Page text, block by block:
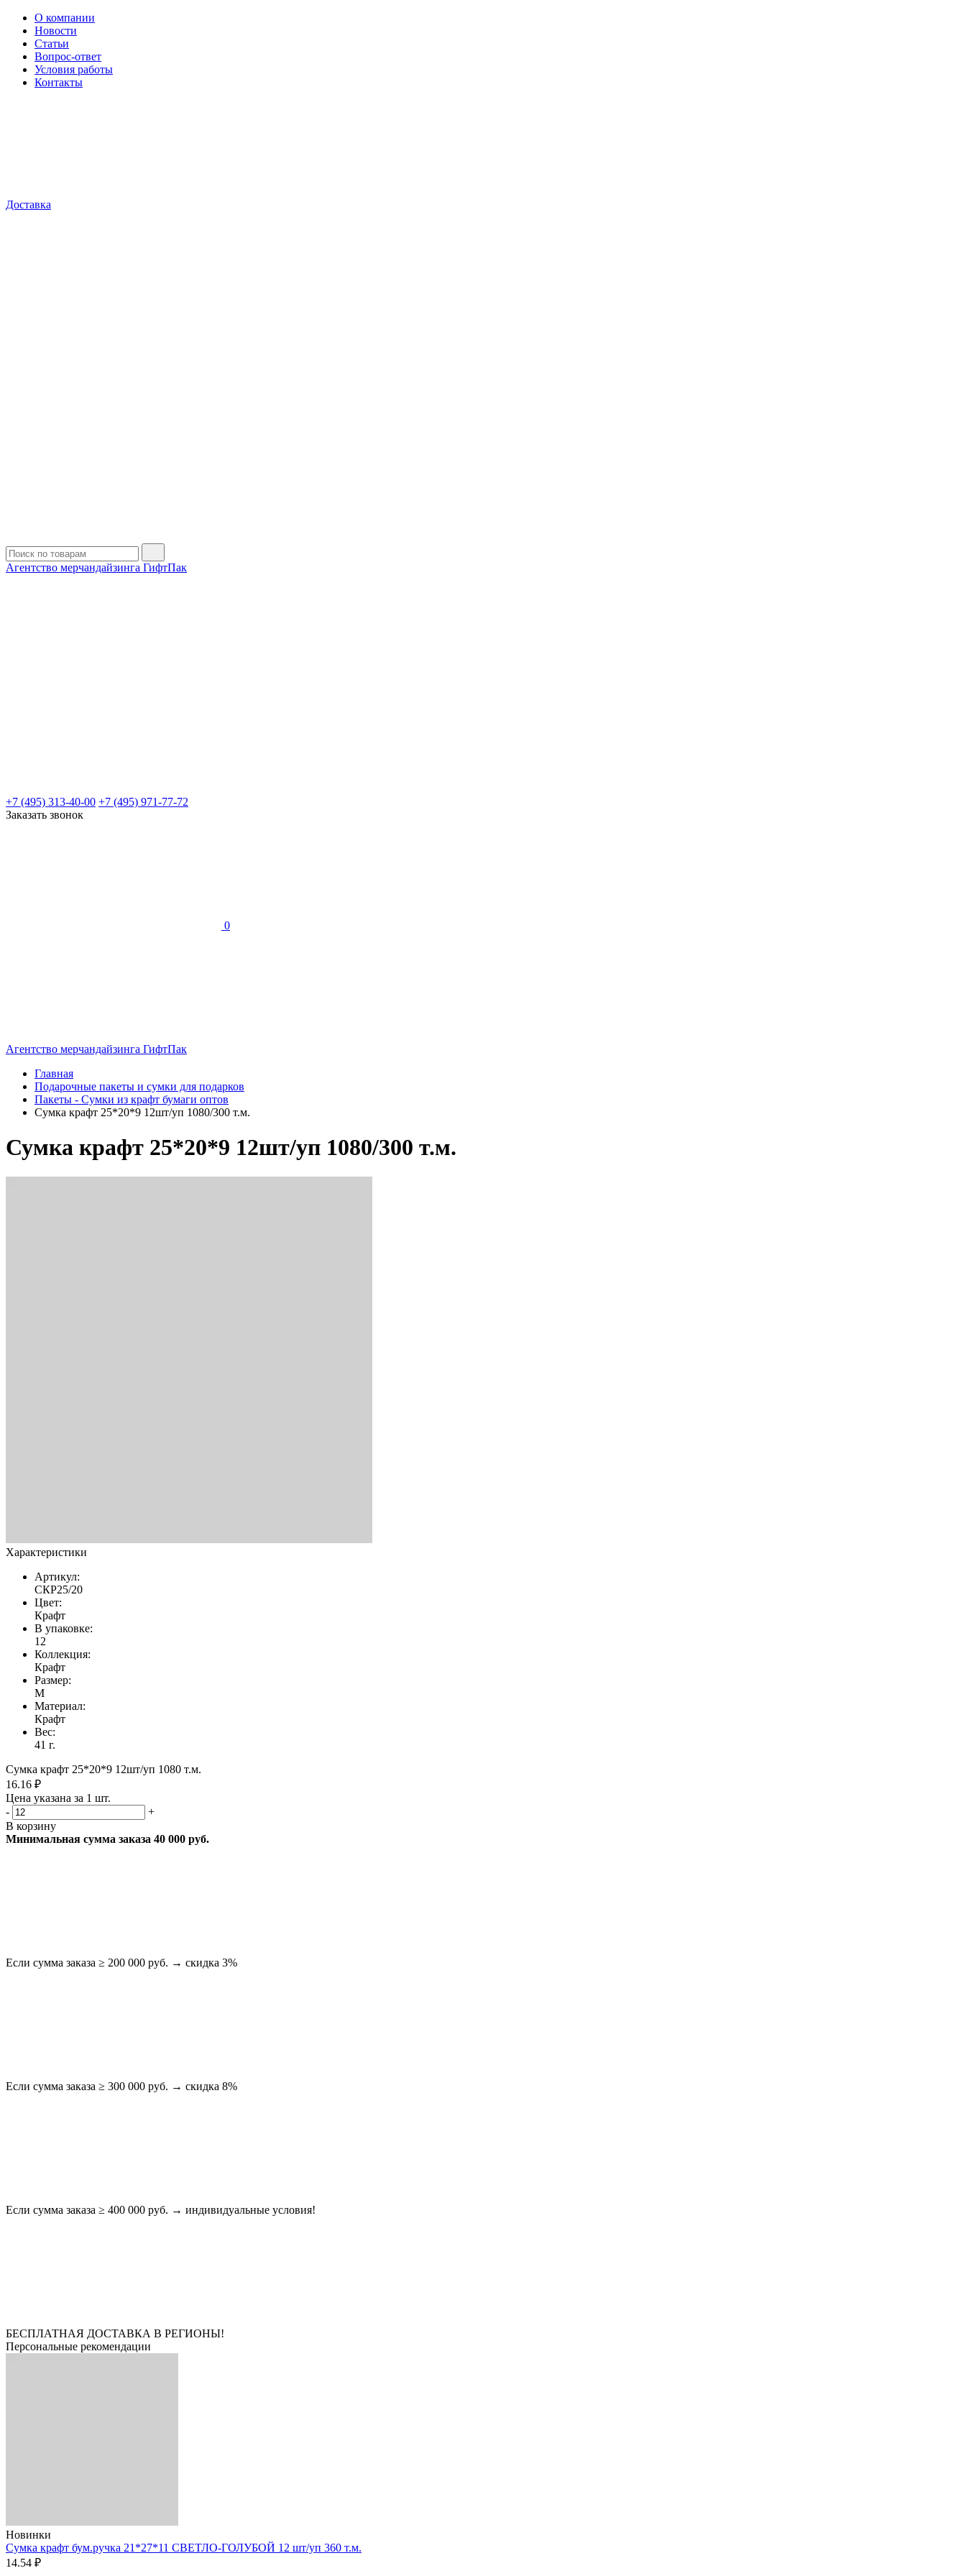
О компании
Новости
Статьи
Вопрос-ответ
Условия работы
Контакты
Доставка
Агентство мерчандайзинга ГифтПак
+7 (495) 313-40-00 +7 (495) 971-77-72
Заказать звонок
0
Агентство мерчандайзинга ГифтПак
Главная
Подарочные пакеты и сумки для подарков
Пакеты - Сумки из крафт бумаги оптов
Сумка крафт 25*20*9 12шт/уп 1080/300 т.м.
Сумка крафт 25*20*9 12шт/уп 1080/300 т.м.
Характеристики
Артикул:
СКР25/20
Цвет:
Крафт
В упаковке:
12
Коллекция:
Крафт
Размер:
M
Материал:
Крафт
Вес:
41 г.
Сумка крафт 25*20*9 12шт/уп 1080 т.м.
16.16 ₽
Цена указана за 1 шт.
-
+
В корзину
Минимальная сумма заказа 40 000 руб.
Если сумма заказа ≥ 200 000 руб. → скидка 3%
Если сумма заказа ≥ 300 000 руб. → скидка 8%
Если сумма заказа ≥ 400 000 руб. → индивидуальные условия!
БЕСПЛАТНАЯ ДОСТАВКА В РЕГИОНЫ!
Персональные рекомендации
Новинки
Сумка крафт бум.ручка 21*27*11 СВЕТЛО-ГОЛУБОЙ 12 шт/уп 360 т.м.
14.54 ₽